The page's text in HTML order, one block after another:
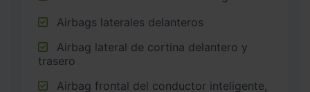
Airbags laterales delanteros
trasero